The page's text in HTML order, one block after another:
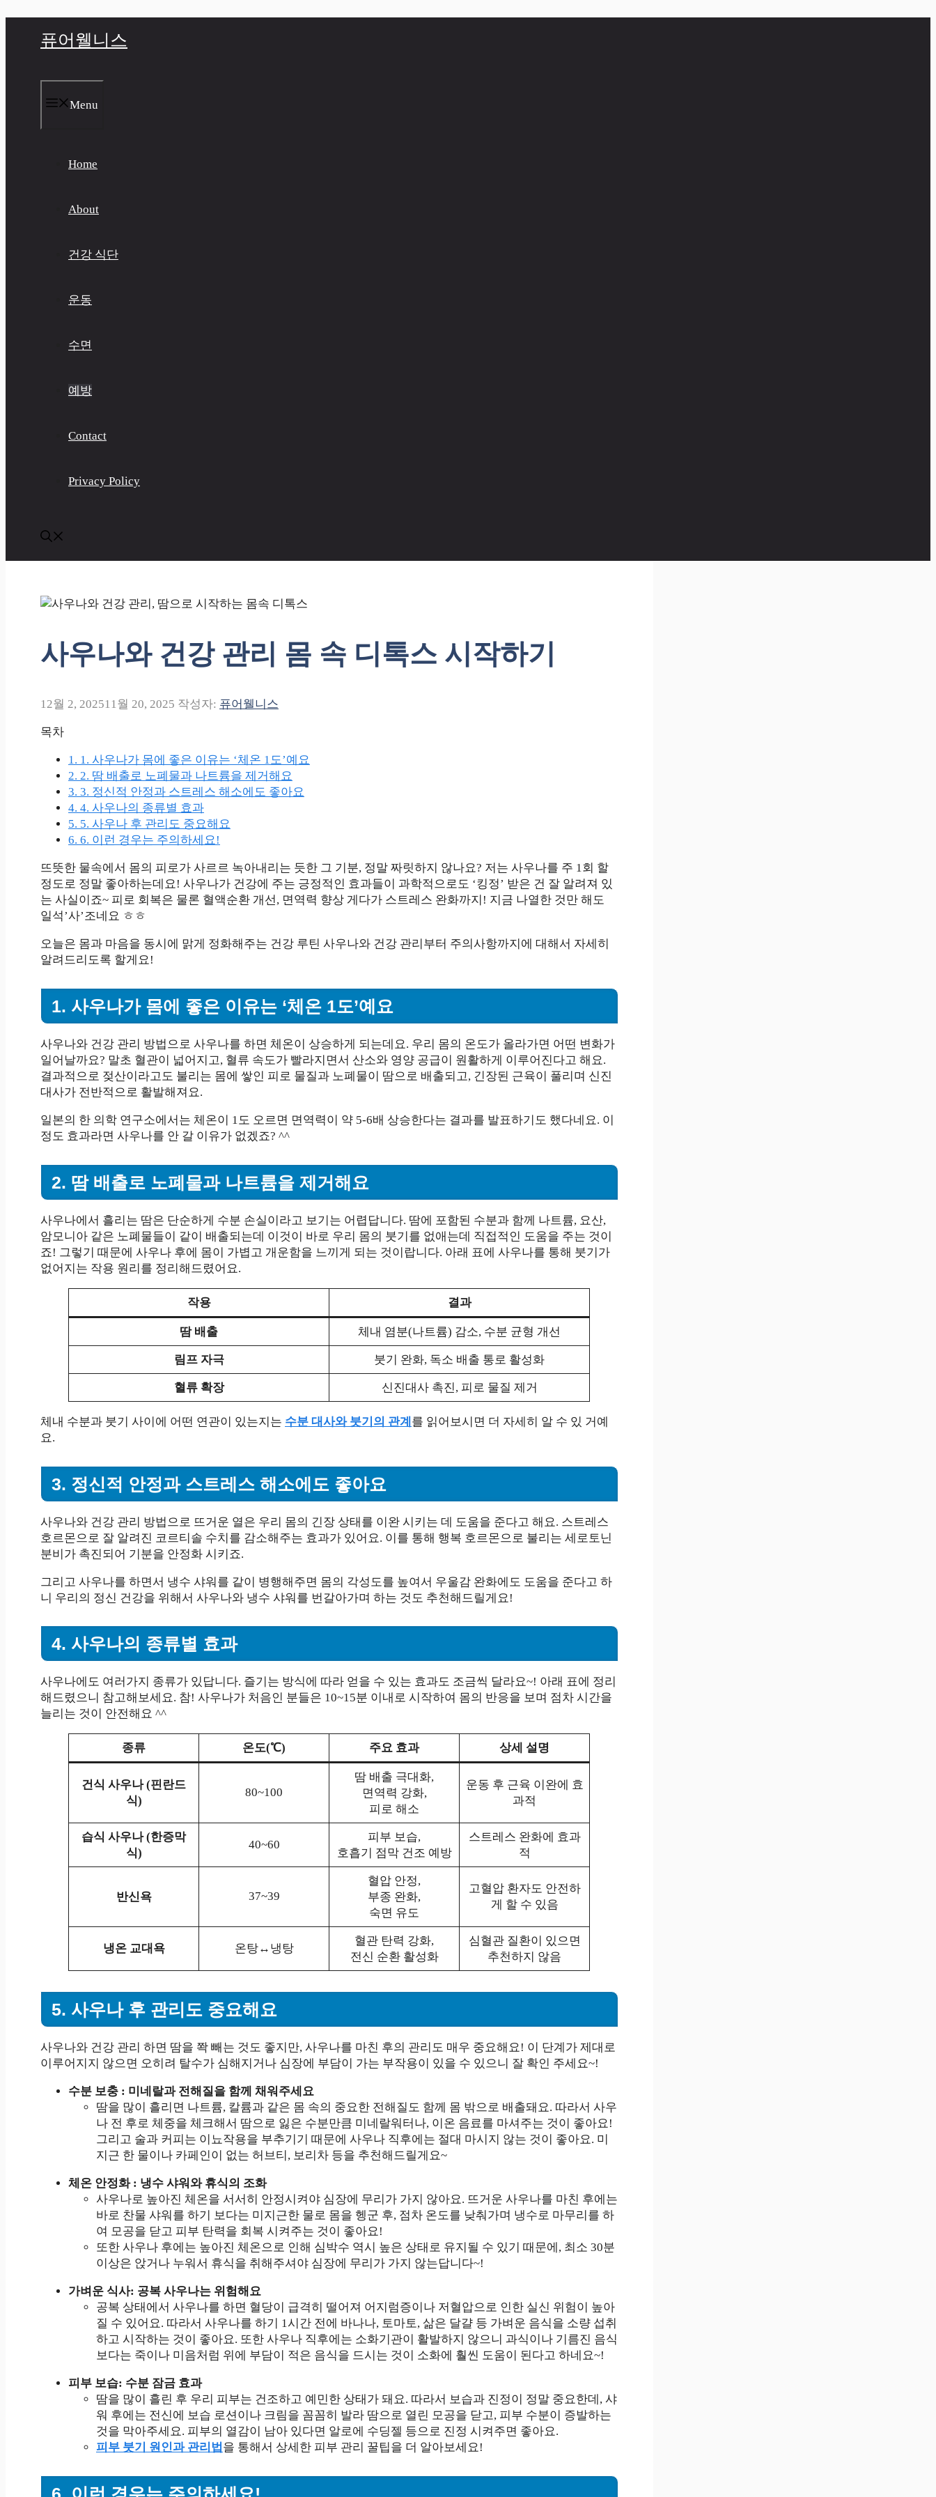
퓨어웰니스
Menu
Home
About
건강 식단
운동
수면
예방
Contact
Privacy Policy
사우나와 건강 관리 몸 속 디톡스 시작하기
12월 2, 202511월 20, 2025 작성자: 퓨어웰니스
목차
1. 1. 사우나가 몸에 좋은 이유는 ‘체온 1도’예요
2. 2. 땀 배출로 노폐물과 나트륨을 제거해요
3. 3. 정신적 안정과 스트레스 해소에도 좋아요
4. 4. 사우나의 종류별 효과
5. 5. 사우나 후 관리도 중요해요
6. 6. 이런 경우는 주의하세요!
뜨뜻한 물속에서 몸의 피로가 사르르 녹아내리는 듯한 그 기분, 정말 짜릿하지 않나요? 저는 사우나를 주 1회 할
정도로 정말 좋아하는데요! 사우나가 건강에 주는 긍정적인 효과들이 과학적으로도 ‘킹정’ 받은 건 잘 알려져 있
는 사실이죠~ 피로 회복은 물론 혈액순환 개선, 면역력 향상 게다가 스트레스 완화까지! 지금 나열한 것만 해도
일석’사’조네요 ㅎㅎ
오늘은 몸과 마음을 동시에 맑게 정화해주는 건강 루틴 사우나와 건강 관리부터 주의사항까지에 대해서 자세히
알려드리도록 할게요!
1. 사우나가 몸에 좋은 이유는 ‘체온 1도’예요
사우나와 건강 관리 방법으로 사우나를 하면 체온이 상승하게 되는데요. 우리 몸의 온도가 올라가면 어떤 변화가
일어날까요? 말초 혈관이 넓어지고, 혈류 속도가 빨라지면서 산소와 영양 공급이 원활하게 이루어진다고 해요.
결과적으로 젖산이라고도 불리는 몸에 쌓인 피로 물질과 노폐물이 땀으로 배출되고, 긴장된 근육이 풀리며 신진
대사가 전반적으로 활발해져요.
일본의 한 의학 연구소에서는 체온이 1도 오르면 면역력이 약 5-6배 상승한다는 결과를 발표하기도 했다네요. 이
정도 효과라면 사우나를 안 갈 이유가 없겠죠? ^^
2. 땀 배출로 노폐물과 나트륨을 제거해요
사우나에서 흘리는 땀은 단순하게 수분 손실이라고 보기는 어렵답니다. 땀에 포함된 수분과 함께 나트륨, 요산,
암모니아 같은 노폐물들이 같이 배출되는데 이것이 바로 우리 몸의 붓기를 없애는데 직접적인 도움을 주는 것이
죠! 그렇기 때문에 사우나 후에 몸이 가볍고 개운함을 느끼게 되는 것이랍니다. 아래 표에 사우나를 통해 붓기가
없어지는 작용 원리를 정리해드렸어요.
작용 결과
땀 배출 체내 염분(나트륨) 감소, 수분 균형 개선
림프 자극 붓기 완화, 독소 배출 통로 활성화
혈류 확장 신진대사 촉진, 피로 물질 제거
체내 수분과 붓기 사이에 어떤 연관이 있는지는 수분 대사와 붓기의 관계 를 읽어보시면 더 자세히 알 수 있 거예
요.
3. 정신적 안정과 스트레스 해소에도 좋아요
사우나와 건강 관리 방법으로 뜨거운 열은 우리 몸의 긴장 상태를 이완 시키는 데 도움을 준다고 해요. 스트레스
호르몬으로 잘 알려진 코르티솔 수치를 감소해주는 효과가 있어요. 이를 통해 행복 호르몬으로 불리는 세로토닌
분비가 촉진되어 기분을 안정화 시키죠.
그리고 사우나를 하면서 냉수 샤워를 같이 병행해주면 몸의 각성도를 높여서 우울감 완화에도 도움을 준다고 하
니 우리의 정신 건강을 위해서 사우나와 냉수 샤워를 번갈아가며 하는 것도 추천해드릴게요!
4. 사우나의 종류별 효과
사우나에도 여러가지 종류가 있답니다. 즐기는 방식에 따라 얻을 수 있는 효과도 조금씩 달라요~! 아래 표에 정리
해드렸으니 참고해보세요. 참! 사우나가 처음인 분들은 10~15분 이내로 시작하여 몸의 반응을 보며 점차 시간을
늘리는 것이 안전해요 ^^
종류 온도(℃) 주요 효과 상세 설명
건식 사우나 (핀란드
식)
80~100
땀 배출 극대화,
면역력 강화,
피로 해소
운동 후 근육 이완에 효
과적
습식 사우나 (한증막
식)
40~60
피부 보습,
호흡기 점막 건조 예방
스트레스 완화에 효과
적
반신욕 37~39
혈압 안정,
부종 완화,
숙면 유도
고혈압 환자도 안전하
게 할 수 있음
냉온 교대욕 온탕↔냉탕
혈관 탄력 강화,
전신 순환 활성화
심혈관 질환이 있으면
추천하지 않음
5. 사우나 후 관리도 중요해요
사우나와 건강 관리 하면 땀을 쫙 빼는 것도 좋지만, 사우나를 마친 후의 관리도 매우 중요해요! 이 단계가 제대로
이루어지지 않으면 오히려 탈수가 심해지거나 심장에 부담이 가는 부작용이 있을 수 있으니 잘 확인 주세요~!
수분 보충 : 미네랄과 전해질을 함께 채워주세요
땀을 많이 흘리면 나트륨, 칼륨과 같은 몸 속의 중요한 전해질도 함께 몸 밖으로 배출돼요. 따라서 사우
나 전 후로 체중을 체크해서 땀으로 잃은 수분만큼 미네랄워터나, 이온 음료를 마셔주는 것이 좋아요!
그리고 술과 커피는 이뇨작용을 부추기기 때문에 사우나 직후에는 절대 마시지 않는 것이 좋아요. 미
지근 한 물이나 카페인이 없는 허브티, 보리차 등을 추천해드릴게요~
체온 안정화 : 냉수 샤워와 휴식의 조화
사우나로 높아진 체온을 서서히 안정시켜야 심장에 무리가 가지 않아요. 뜨거운 사우나를 마친 후에는
바로 찬물 샤워를 하기 보다는 미지근한 물로 몸을 헹군 후, 점차 온도를 낮춰가며 냉수로 마무리를 하
여 모공을 닫고 피부 탄력을 회복 시켜주는 것이 좋아요!
또한 사우나 후에는 높아진 체온으로 인해 심박수 역시 높은 상태로 유지될 수 있기 때문에, 최소 30분
이상은 앉거나 누워서 휴식을 취해주셔야 심장에 무리가 가지 않는답니다~!
가벼운 식사: 공복 사우나는 위험해요
공복 상태에서 사우나를 하면 혈당이 급격히 떨어져 어지럼증이나 저혈압으로 인한 실신 위험이 높아
질 수 있어요. 따라서 사우나를 하기 1시간 전에 바나나, 토마토, 삶은 달걀 등 가벼운 음식을 소량 섭취
하고 시작하는 것이 좋아요. 또한 사우나 직후에는 소화기관이 활발하지 않으니 과식이나 기름진 음식
보다는 죽이나 미음처럼 위에 부담이 적은 음식을 드시는 것이 소화에 훨씬 도움이 된다고 하네요~!
피부 보습: 수분 잠금 효과
땀을 많이 흘린 후 우리 피부는 건조하고 예민한 상태가 돼요. 따라서 보습과 진정이 정말 중요한데, 샤
워 후에는 전신에 보습 로션이나 크림을 꼼꼼히 발라 땀으로 열린 모공을 닫고, 피부 수분이 증발하는
것을 막아주세요. 피부의 열감이 남아 있다면 알로에 수딩젤 등으로 진정 시켜주면 좋아요.
피부 붓기 원인과 관리법 을 통해서 상세한 피부 관리 꿀팁을 더 알아보세요!